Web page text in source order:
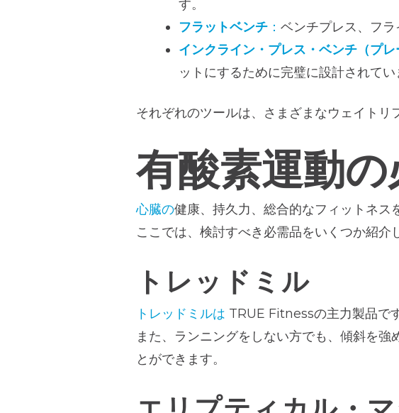
す。
フラットベンチ ： ベンチプレス、フ
インクライン・プレス・ベンチ（プ
ットにするために完璧に設計されてい
それぞれのツールは、さまざまなウェイトリ
有酸素運動
心臓の健康、持久力、総合的なフィットネス
ここでは、検討すべき必需品をいくつか紹介
トレッドミル
トレッドミルは TRUE Fitnessの主力製品で
また、ランニングをしない方でも、傾斜を
とができます。